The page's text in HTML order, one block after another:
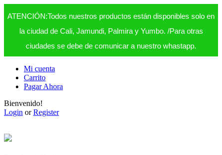
ATENCIÓN:Todos nuestros productos están disponibles solo en
la ciudad de Cali, Jamundi, Palmira y Yumbo. /Para otras
ciudades se debe de comunicar a nuestro whastapp.
Mi cuenta
Carrito
Pagar Ahora
Bienvenido!
Login orRegister